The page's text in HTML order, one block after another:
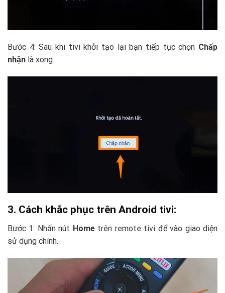
Bước 4: Sau khi tivi khởi tạo lại bạn tiếp tục chọn Chấp
nhận là xong.
3. Cách khắc phục trên Android tivi:
Bước 1: Nhấn nút Hometrên remote tivi để vào giao diện
sử dụng chính.